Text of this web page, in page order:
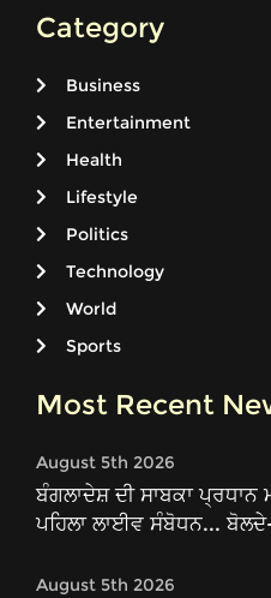
Category
Business
Entertainment
Health
Lifestyle
Politics
Technology
World
Sports
Most Recent
August 5th 2026
ਬੰਗਲਾਦੇਸ਼ ਦੀ ਸਾਬਕਾ ਪ੍ਰਧਾਨ
ਪਹਿਲਾ ਲਾਈਵ ਸੰਬੋਧਨ...
August 5th 2026